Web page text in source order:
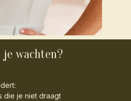
je wachten?
die je niet draagt